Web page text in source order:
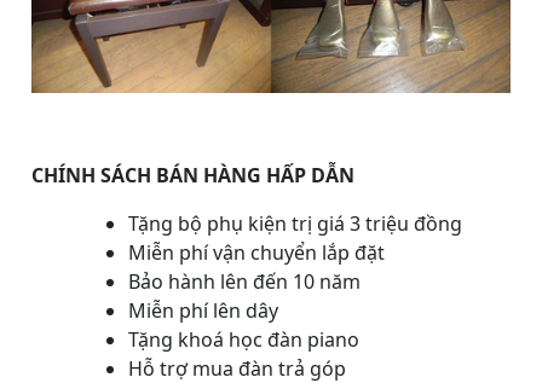
CHÍNH SÁCH BÁN HÀNG HẤP DẪN
Tặng bộ phụ kiện trị giá 3 triệu đồng
Miễn phí vận chuyển lắp đặt
Bảo hành lên đến 10 năm
Miễn phí lên dây
Tặng khoá học đàn piano
Hỗ trợ mua đàn trả góp